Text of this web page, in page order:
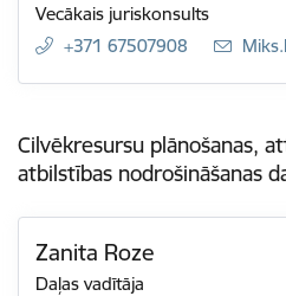
Vecākais juriskonsults
+371 67507908
E-
Cilvēkresursu plānošanas,
atbilstības nodrošināšanas
Zanita Roze
Daļas vadītāja